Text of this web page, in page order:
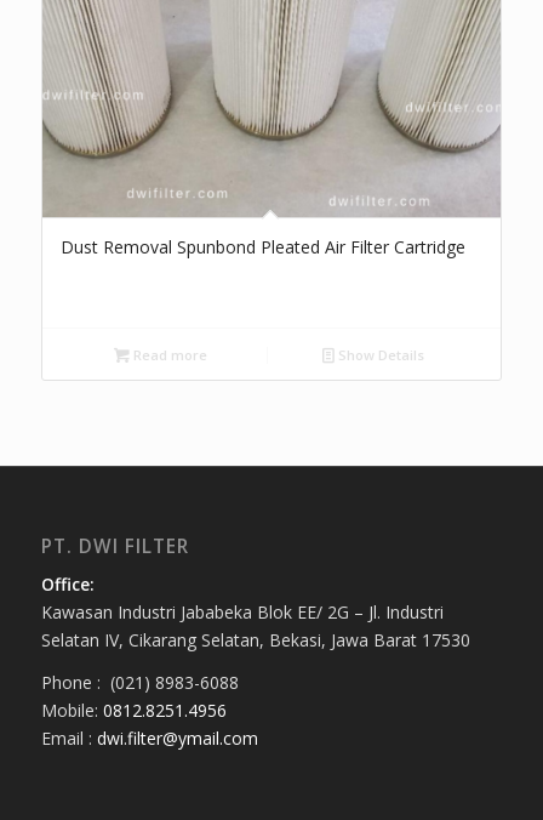
Dust Removal Spunbond Pleated Air Filter Cartridge
Read more Show Details
PT. DWI FILTER
Office:
Kawasan Industri Jababeka Blok EE/ 2G – Jl. Industri
Selatan IV, Cikarang Selatan, Bekasi, Jawa Barat 17530
Phone : (021) 8983-6088
Mobile: 0812.8251.4956
Email : dwi.filter@ymail.com